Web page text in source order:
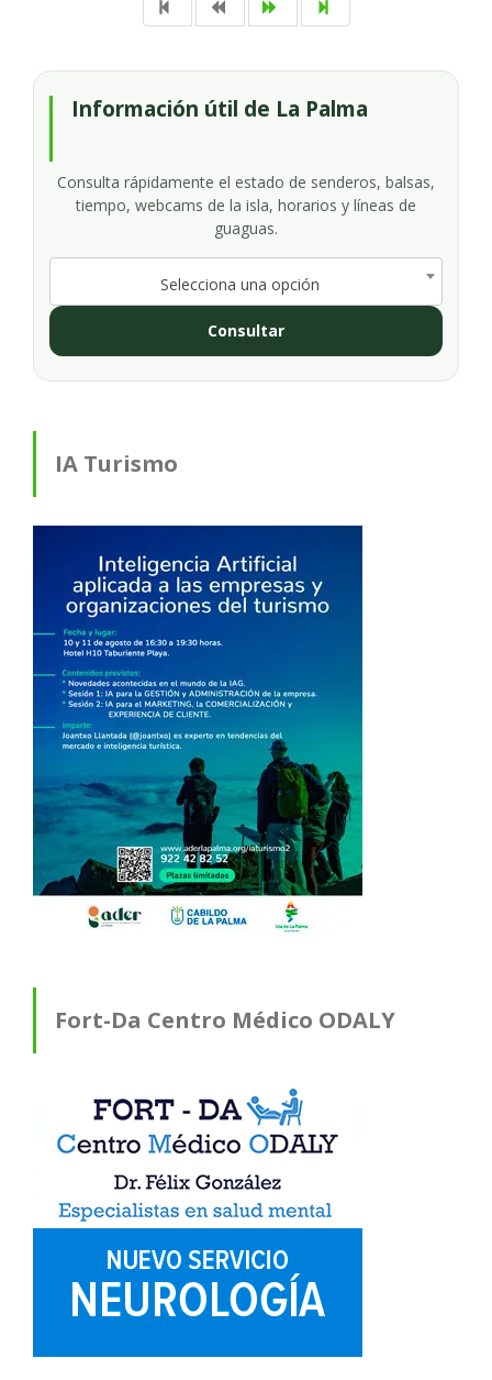
Información útil de La Palma
Consulta rápidamente el estado de senderos, balsas,
tiempo, webcams de la isla, horarios y líneas de
guaguas.
Selecciona una opción
Consultar
IA Turismo
Fort-Da Centro Médico ODALY